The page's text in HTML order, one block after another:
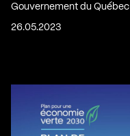
Gouvernement du Québec
26.05.2023